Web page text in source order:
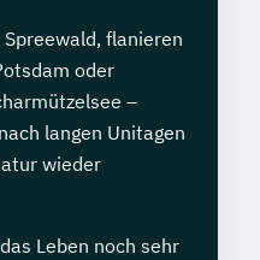
flanieren
oder
–
langen Unitagen
wieder
Leben noch sehr